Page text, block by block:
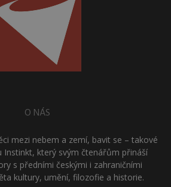
O NÁS
mezi nebem a zemí, bavit se – takové
Instinkt, který svým čtenářům přináší
s předními českými i zahraničními
kultury, umění, filozofie a historie.